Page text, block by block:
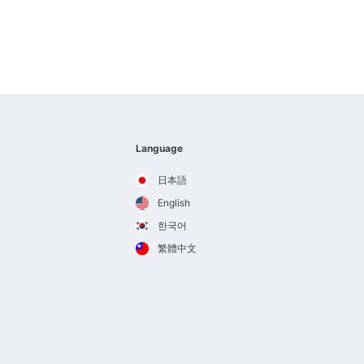
Language
日本語
English
한국어
繁體中文